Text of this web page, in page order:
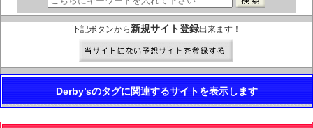
下記ボタンから 新規サイト登録出来ます！
Derby’sのタグに関連するサイトを表示します